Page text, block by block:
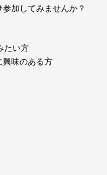
加してみませんか？
たい方
味のある方